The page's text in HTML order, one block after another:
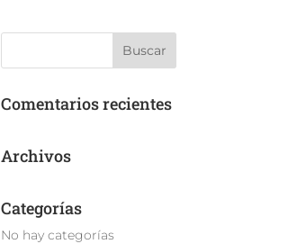
Comentarios recientes
Archivos
Categorías
No hay categorías